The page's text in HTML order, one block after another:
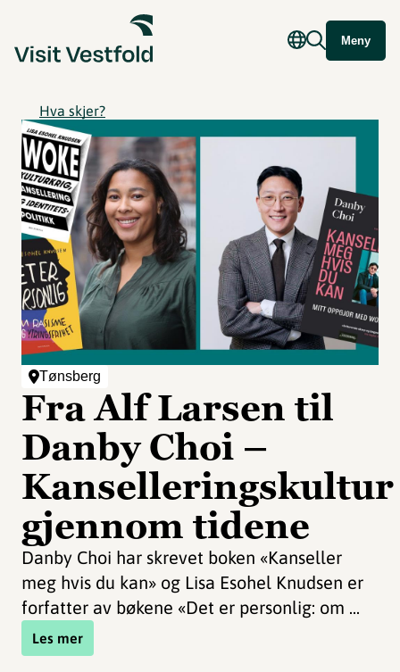
Meny
Hva skjer?
Tønsberg
Fra Alf Larsen til
Danby Choi –
Kanselleringskultur
gjennom tidene
Danby Choi har skrevet boken «Kanseller
meg hvis du kan» og Lisa Esohel Knudsen er
forfatter av bøkene «Det er personlig: om ...
Les mer